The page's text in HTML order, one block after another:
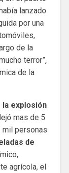
lanzado
por una
de la
terror”,
de la
la explosión
mas de 5
mil personas
de
agrícola, el